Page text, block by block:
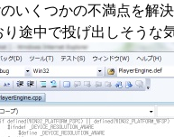
いくつかの不満点を解
途中で投げ出しそうな